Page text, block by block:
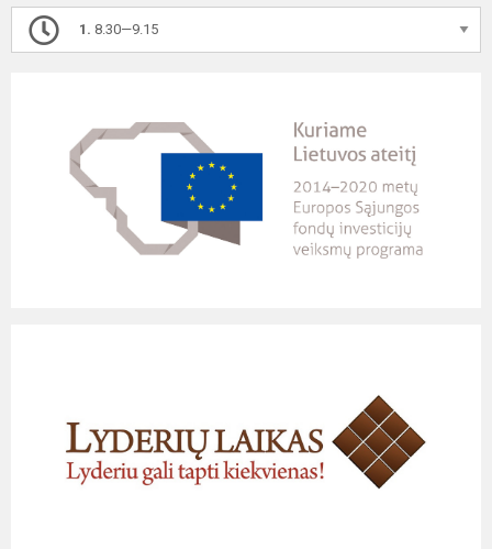
1. 8.30—9.15